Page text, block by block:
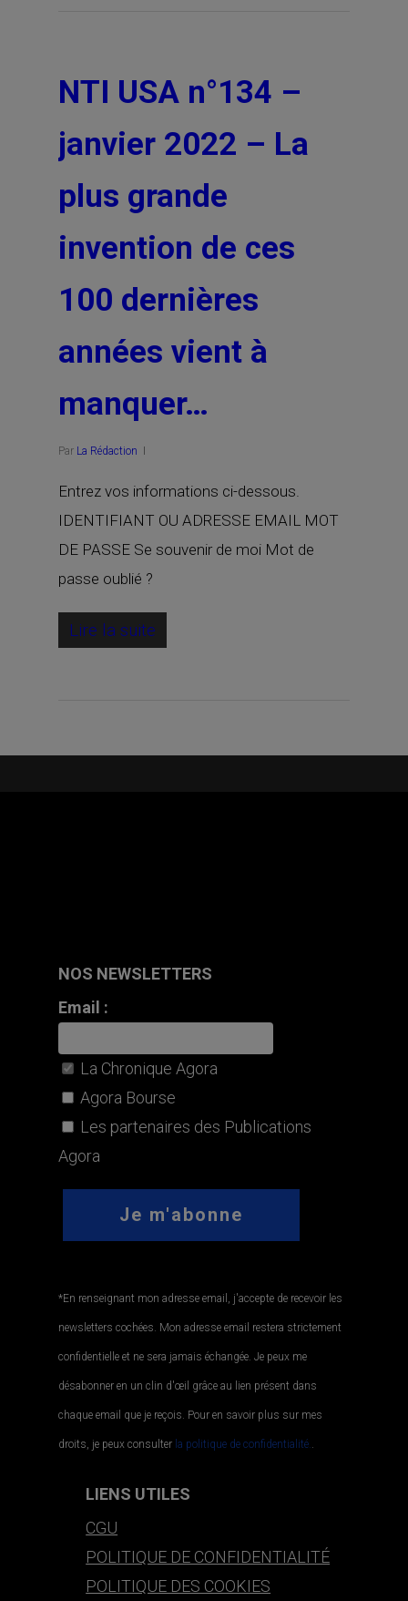
NTI USA n°134 –
janvier 2022 – La
plus grande
invention de ces
100 dernières
années vient à
manquer…
Par La Rédaction
Entrez vos informations ci-dessous.
IDENTIFIANT OU ADRESSE EMAIL MOT
DE PASSE Se souvenir de moi Mot de
passe oublié ?
Lire la suite
NOS NEWSLETTERS
Email :
La Chronique Agora
Agora Bourse
Les partenaires des Publications
Agora
*En renseignant mon adresse email, j'accepte de recevoir les
newsletters cochées. Mon adresse email restera strictement
confidentielle et ne sera jamais échangée. Je peux me
désabonner en un clin d'œil grâce au lien présent dans
chaque email que je reçois. Pour en savoir plus sur mes
droits, je peux consulter la politique de confidentialité..
LIENS UTILES
CGU
POLITIQUE DE CONFIDENTIALITÉ
POLITIQUE DES COOKIES